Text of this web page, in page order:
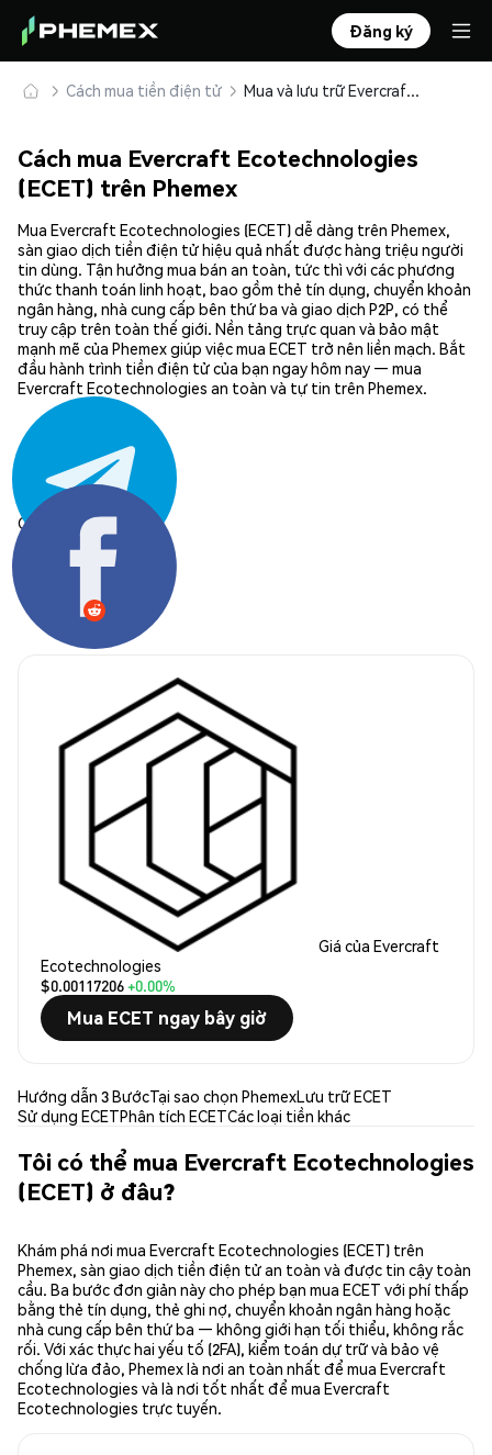
Đăng ký
Cách mua tiền điện tử Mua và lưu trữ Evercraft Ecotechnologies (ECET) an toàn
Cách mua Evercraft Ecotechnologies
(ECET) trên Phemex
Mua Evercraft Ecotechnologies (ECET) dễ dàng trên Phemex,
sàn giao dịch tiền điện tử hiệu quả nhất được hàng triệu người
tin dùng. Tận hưởng mua bán an toàn, tức thì với các phương
thức thanh toán linh hoạt, bao gồm thẻ tín dụng, chuyển khoản
ngân hàng, nhà cung cấp bên thứ ba và giao dịch P2P, có thể
truy cập trên toàn thế giới. Nền tảng trực quan và bảo mật
mạnh mẽ của Phemex giúp việc mua ECET trở nên liền mạch. Bắt
đầu hành trình tiền điện tử của bạn ngay hôm nay — mua
Evercraft Ecotechnologies an toàn và tự tin trên Phemex.
Chia sẻ:
Giá của Evercraft
Ecotechnologies
$0.00117206+0.00%
Mua ECET ngay bây giờ
Hướng dẫn 3 BướcTại sao chọn PhemexLưu trữ ECET
Sử dụng ECETPhân tích ECETCác loại tiền khác
Tôi có thể mua Evercraft Ecotechnologies
(ECET) ở đâu?
Khám phá nơi mua Evercraft Ecotechnologies (ECET) trên
Phemex, sàn giao dịch tiền điện tử an toàn và được tin cậy toàn
cầu. Ba bước đơn giản này cho phép bạn mua ECET với phí thấp
bằng thẻ tín dụng, thẻ ghi nợ, chuyển khoản ngân hàng hoặc
nhà cung cấp bên thứ ba — không giới hạn tối thiểu, không rắc
rối. Với xác thực hai yếu tố (2FA), kiểm toán dự trữ và bảo vệ
chống lừa đảo, Phemex là nơi an toàn nhất để mua Evercraft
Ecotechnologies và là nơi tốt nhất để mua Evercraft
Ecotechnologies trực tuyến.